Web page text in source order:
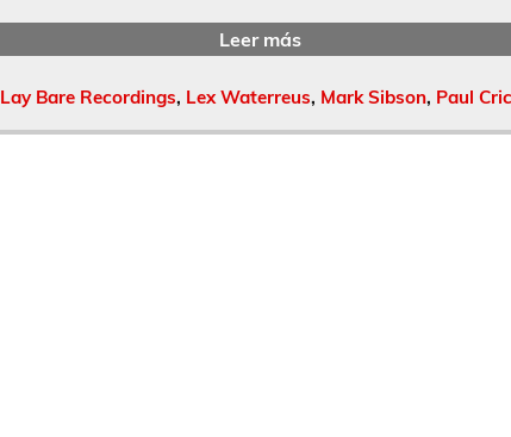
Leer más
Lay Bare Recordings, Lex Waterreus, Mark Sibson, Paul